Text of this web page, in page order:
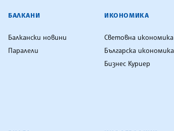
БАЛКАНИ
Балкански новини
Паралели
ИКОНОМИКА
Световна икономика
Българска икономика
Бизнес Куриер